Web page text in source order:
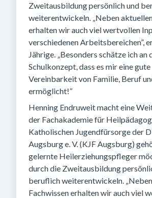
Zweitausbildung persönlich und
weiterentwickeln. „Neben
erhalten wir auch viel wertvollen
verschiedenen Arbeitsbereichen”,
Jährige. „Besonders schätze ich an
Schulkonzept, dass es mir eine gute
Vereinbarkeit von Familie, Beruf
ermöglicht!”
Henning Endruweit macht eine
der Fachakademie für
Katholischen Jugendfürsorge der
Augsburg e. V. (KJF Augsburg)
gelernte Heilerziehungspfleger
durch die Zweitausbildung
beruflich weiterentwickeln.
Fachwissen erhalten wir auch viel